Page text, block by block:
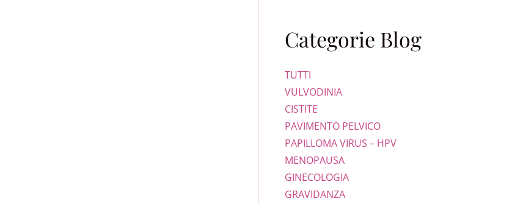
Categorie Blog
TUTTI
VULVODINIA
CISTITE
PAVIMENTO PELVICO
PAPILLOMA VIRUS – HPV
MENOPAUSA
GINECOLOGIA
GRAVIDANZA